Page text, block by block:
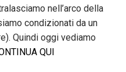
nell’arco della
condizionati da un
Quindi oggi vediamo
QUI